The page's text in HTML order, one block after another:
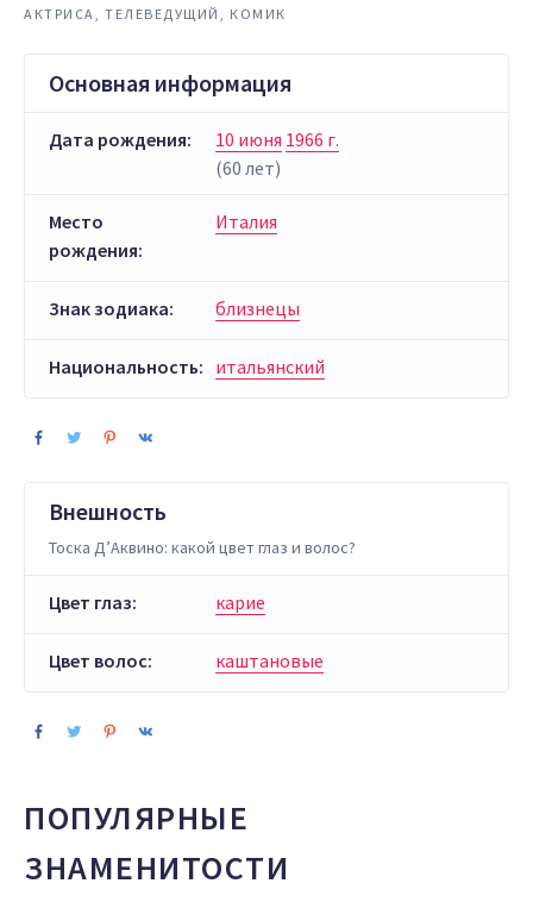
АКТРИСА, ТЕЛЕВЕДУЩИЙ, КОМИК
Основная информация
Дата рождения: 10 июня 1966 г.
(60 лет)
Место
рождения:
Италия
Знак зодиака: близнецы
Национальность: итальянский
Внешность
Тоска Д’Аквино: какой цвет глаз и волос?
Цвет глаз: карие
Цвет волос: каштановые
ПОПУЛЯРНЫЕ
ЗНАМЕНИТОСТИ